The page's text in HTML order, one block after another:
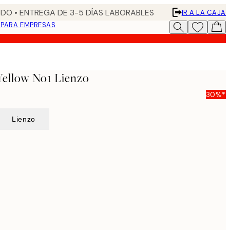
• ENTREGA DE 3-5 DÍAS LABORABLES
IR A LA CAJA
PARA EMPRESAS
No1 Lienzo
30%*
Lienzo